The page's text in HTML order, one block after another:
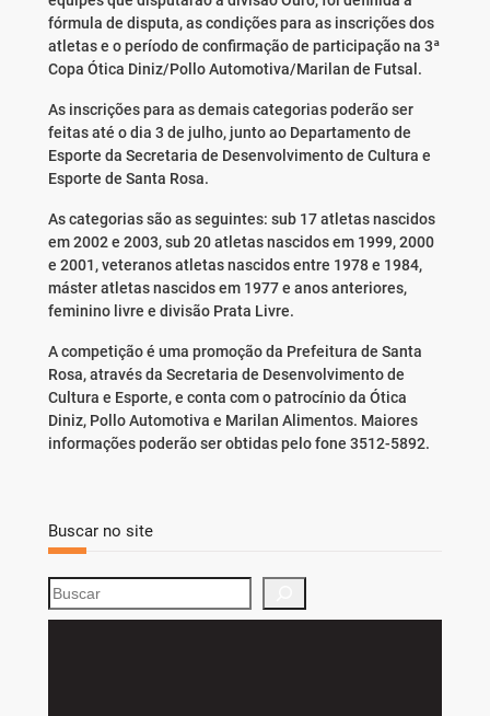
fórmula de disputa, as condições para as inscrições dos
atletas e o período de confirmação de participação na 3ª
Copa Ótica Diniz/Pollo Automotiva/Marilan de Futsal.
As inscrições para as demais categorias poderão ser
feitas até o dia 3 de julho, junto ao Departamento de
Esporte da Secretaria de Desenvolvimento de Cultura e
Esporte de Santa Rosa.
As categorias são as seguintes: sub 17 atletas nascidos
em 2002 e 2003, sub 20 atletas nascidos em 1999, 2000
e 2001, veteranos atletas nascidos entre 1978 e 1984,
máster atletas nascidos em 1977 e anos anteriores,
feminino livre e divisão Prata Livre.
A competição é uma promoção da Prefeitura de Santa
Rosa, através da Secretaria de Desenvolvimento de
Cultura e Esporte, e conta com o patrocínio da Ótica
Diniz, Pollo Automotiva e Marilan Alimentos. Maiores
informações poderão ser obtidas pelo fone 3512-5892.
Buscar no site
S
e